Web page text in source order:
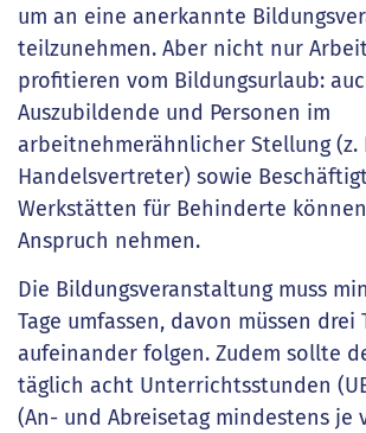
um an eine anerkannte
teilzunehmen. Aber nicht nur
profitieren vom Bildungsurlaub:
Auszubildende und Personen im
arbeitnehmerähnlicher Stellung (z.
Handelsvertreter) sowie
Werkstätten für Behinderte
Anspruch nehmen.
Die Bildungsveranstaltung muss
Tage umfassen, davon müssen drei
aufeinander folgen. Zudem sollte
täglich acht Unterrichtsstunden
(An- und Abreisetag mindestens je